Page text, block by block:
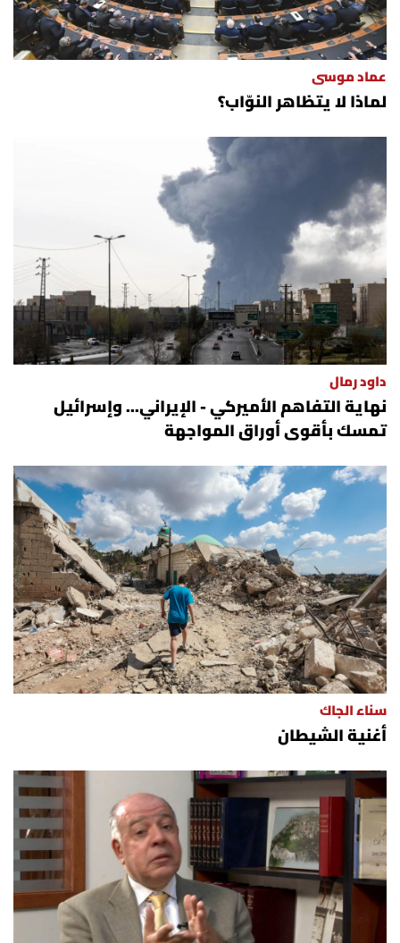
عماد موسى
لماذا لا يتظاهر النوّاب؟
داود رمال
نهاية التفاهم الأميركي - الإيراني... وإسرائيل
تمسك بأقوى أوراق المواجهة
سناء الجاك
أغنية الشيطان